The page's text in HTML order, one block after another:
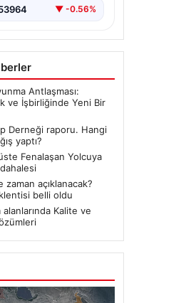
▼ -0.56%
Antlaşması:
ve İşbirliğinde Yeni Bir
Derneği raporu. Hangi
yaptı?
Fenalaşan Yolcuya
zaman açıklanacak?
belli oldu
alanlarında Kalite ve